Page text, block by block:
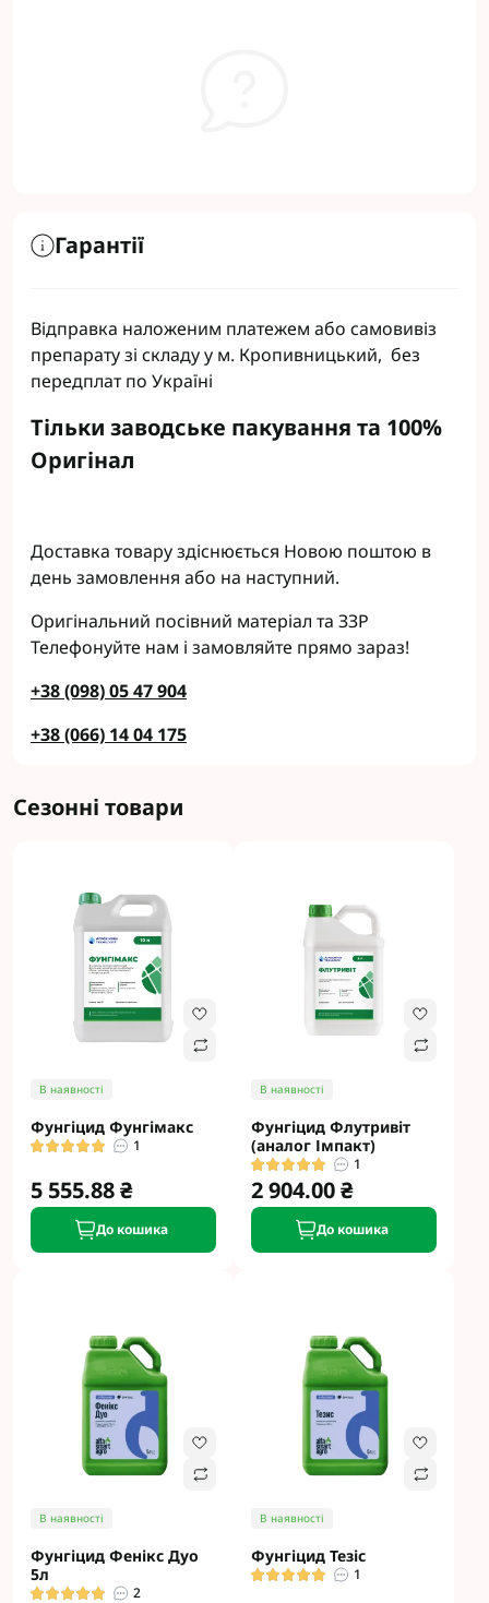
Гарантії
Відправка наложеним платежем або самовивіз
препарату зі складу у м. Кропивницький, без
передплат по Україні
Тільки заводське пакування та 100%
Оригінал
Доставка товару здіснюється Новою поштою в
день замовлення або на наступний.
Оригінальний посівний матеріал та ЗЗР
Телефонуйте нам і замовляйте прямо зараз!
+38 (098) 05 47 904
+38 (066) 14 04 175
Сезонні товари
В наявності
Фунгіцид Фунгімакс
1
5 555.88 ₴
До кошика
В наявності
Фунгіцид Флутривіт
(аналог Імпакт)
1
2 904.00 ₴
До кошика
В наявності
Фунгіцид Фенікс Дуо
5л
2
В наявності
Фунгіцид Тезіс
1